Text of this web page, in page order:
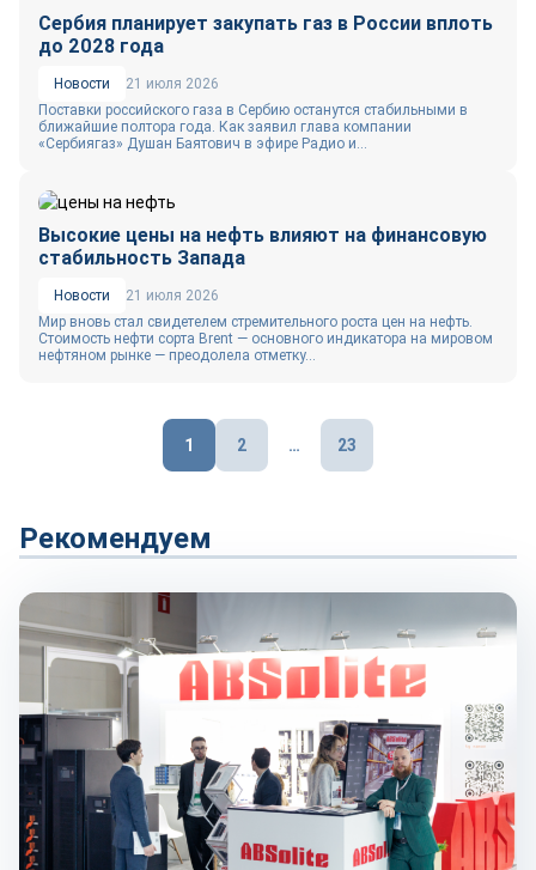
Сербия планирует закупать газ в России вплоть
до 2028 года
Новости
21 июля 2026
Поставки российского газа в Сербию останутся стабильными в
ближайшие полтора года. Как заявил глава компании
«Сербиягаз» Душан Баятович в эфире Радио и...
Высокие цены на нефть влияют на финансовую
стабильность Запада
Новости
21 июля 2026
Мир вновь стал свидетелем стремительного роста цен на нефть.
Стоимость нефти сорта Brent — основного индикатора на мировом
нефтяном рынке — преодолела отметку...
1 2 … 23
Рекомендуем